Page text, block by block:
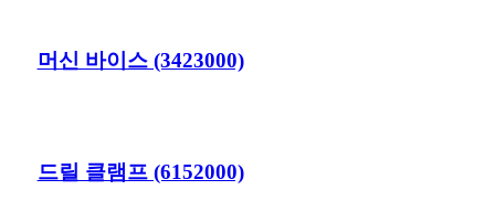
머신 바이스 (3423000)
드릴 클램프 (6152000)